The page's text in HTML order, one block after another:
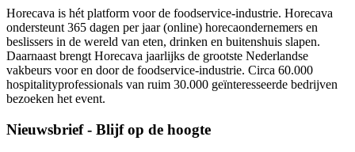
Horecava is hét platform voor de foodservice-industrie. Horecava
ondersteunt 365 dagen per jaar (online) horecaondernemers en
beslissers in de wereld van eten, drinken en buitenshuis slapen.
Daarnaast brengt Horecava jaarlijks de grootste Nederlandse
vakbeurs voor en door de foodservice-industrie. Circa 60.000
hospitalityprofessionals van ruim 30.000 geïnteresseerde bedrijven
bezoeken het event.
Nieuwsbrief - Blijf op de hoogte